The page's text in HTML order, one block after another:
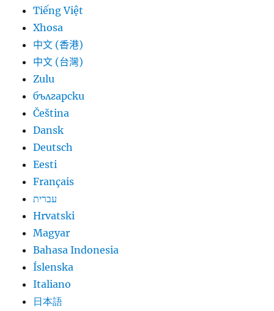
Tiếng Việt
Xhosa
中文 (香港)
中文 (台灣)
Zulu
български
Čeština
Dansk
Deutsch
Eesti
Français
עברית
Hrvatski
Magyar
Bahasa Indonesia
Íslenska
Italiano
日本語